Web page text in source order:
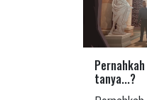
tanya...?